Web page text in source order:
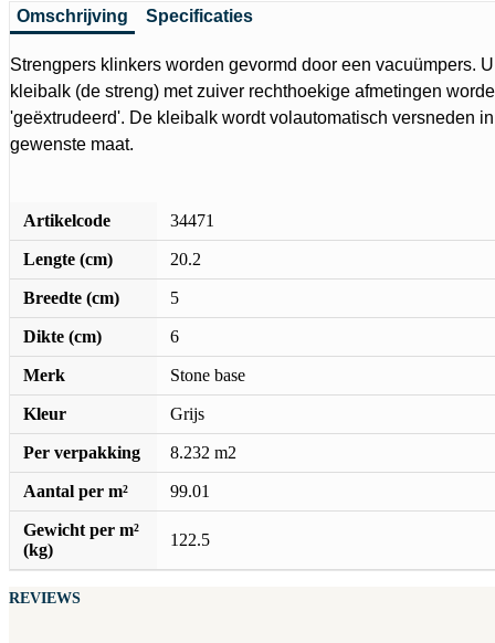
Omschrijving Specificaties
Strengpers klinkers worden gevormd door een vacuümpers.
kleibalk (de streng) met zuiver rechthoekige afmetingen
'geëxtrudeerd'. De kleibalk wordt volautomatisch versneden
gewenste maat.
Artikelcode 34471
Lengte (cm) 20.2
Breedte (cm) 5
Dikte (cm) 6
Merk Stone base
Kleur Grijs
Per verpakking 8.232 m2
Aantal per m² 99.01
Gewicht per m²
(kg)
122.5
REVIEWS